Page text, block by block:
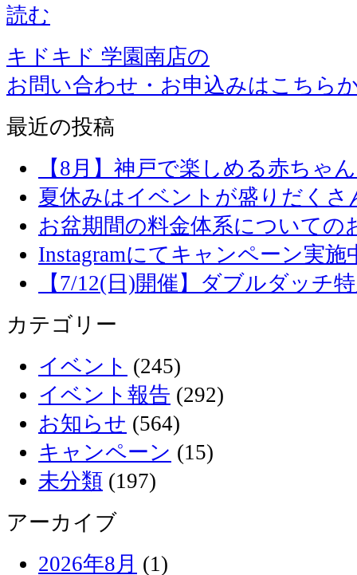
読む
キドキド 学園南店の
お問い合わせ・お申込みはこちら
最近の投稿
【8月】神戸で楽しめる赤ちゃ
夏休みはイベントが盛りだくさ
お盆期間の料金体系についての
Instagramにてキャンペーン実施
【7/12(日)開催】ダブルダッチ
カテゴリー
イベント (245)
イベント報告 (292)
お知らせ (564)
キャンペーン (15)
未分類 (197)
アーカイブ
2026年8月 (1)